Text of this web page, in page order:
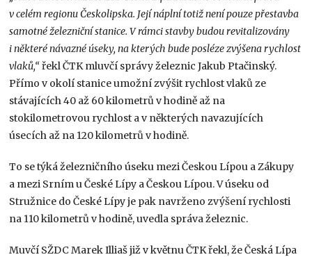
v celém regionu Českolipska. Její náplní totiž není pouze přestavba
samotné železniční stanice. V rámci stavby budou revitalizovány
i některé návazné úseky, na kterých bude posléze zvýšena rychlost
vlaků,“řekl ČTK mluvčí správy železnic Jakub Ptačinský.
Přímo v okolí stanice umožní zvýšit rychlost vlaků ze
stávajících 40 až 60 kilometrů v hodině až na
stokilometrovou rychlost a v některých navazujících
úsecích až na 120 kilometrů v hodině.
To se týká železničního úseku mezi Českou Lípou a Zákupy
a mezi Srním u České Lípy a Českou Lípou. V úseku od
Stružnice do České Lípy je pak navrženo zvýšení rychlosti
na 110 kilometrů v hodině, uvedla správa železnic.
Muvčí SŽDC Marek Illiaš již v květnu ČTK řekl, že Česká Lípa